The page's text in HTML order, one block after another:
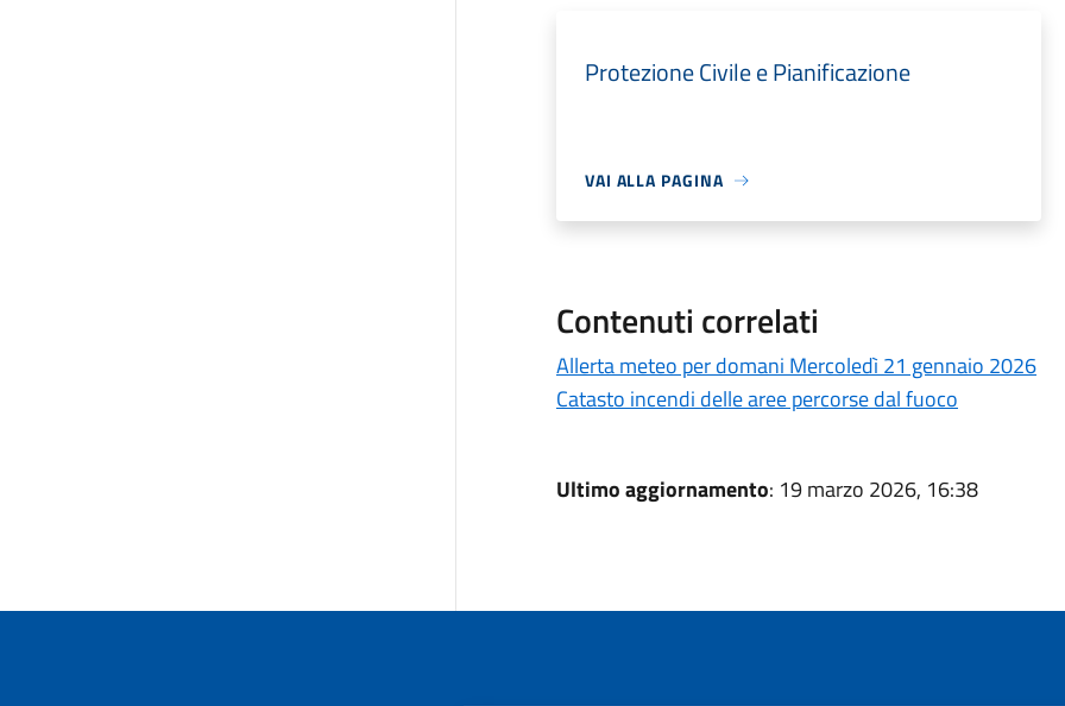
Protezione Civile e Pianificazione
VAI ALLA PAGINA
Contenuti correlati
Allerta meteo per domani Mercoledì 21 gennaio 2026
Catasto incendi delle aree percorse dal fuoco
Ultimo aggiornamento: 19 marzo 2026, 16:38